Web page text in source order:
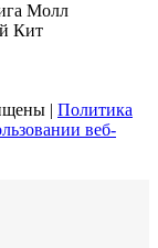
Молл
Кит
| Политика
веб-